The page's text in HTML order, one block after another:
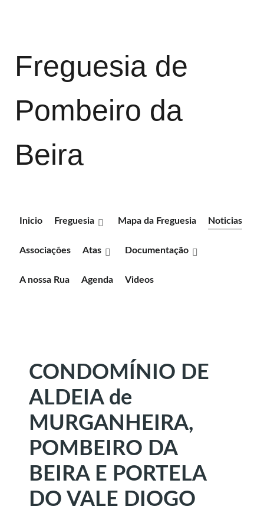
Freguesia de
Pombeiro da
Beira
Inicio Freguesia Mapa da Freguesia Noticias
Associações Atas Documentação
A nossa Rua Agenda Videos
CONDOMÍNIO DE
ALDEIA de
MURGANHEIRA,
POMBEIRO DA
BEIRA E PORTELA
DO VALE DIOGO